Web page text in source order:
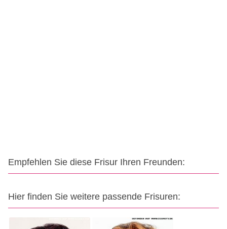
Empfehlen Sie diese Frisur Ihren Freunden:
Hier finden Sie weitere passende Frisuren: